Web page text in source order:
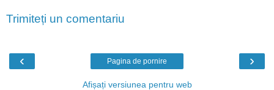
Trimiteți un comentariu
‹ ›
Pagina de pornire
Afișați versiunea pentru web